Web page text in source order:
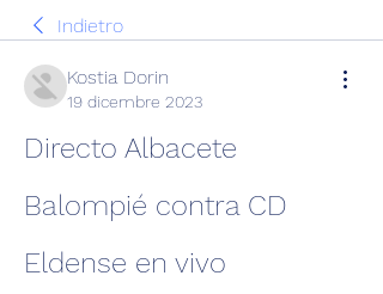
Indietro
Kostia Dorin
19 dicembre 2023
Directo Albacete
Balompié contra CD
Eldense en vivo